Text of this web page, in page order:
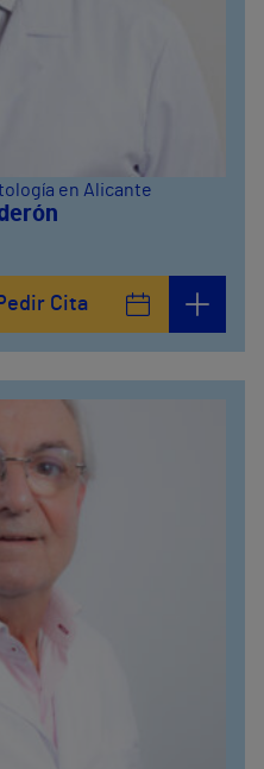
en Alicante
Cita